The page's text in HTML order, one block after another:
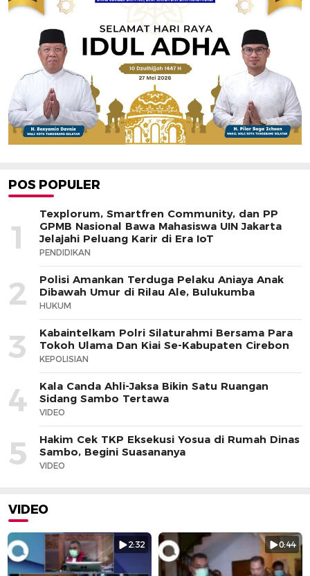
POS POPULER
1
Texplorum, Smartfren Community, dan PP
GPMB Nasional Bawa Mahasiswa UIN Jakarta
Jelajahi Peluang Karir di Era IoT
PENDIDIKAN
2
Polisi Amankan Terduga Pelaku Aniaya Anak
Dibawah Umur di Rilau Ale, Bulukumba
HUKUM
3
Kabaintelkam Polri Silaturahmi Bersama Para
Tokoh Ulama Dan Kiai Se-Kabupaten Cirebon
KEPOLISIAN
4
Kala Canda Ahli-Jaksa Bikin Satu Ruangan
Sidang Sambo Tertawa
VIDEO
5
Hakim Cek TKP Eksekusi Yosua di Rumah Dinas
Sambo, Begini Suasananya
VIDEO
VIDEO
2:32 0:44